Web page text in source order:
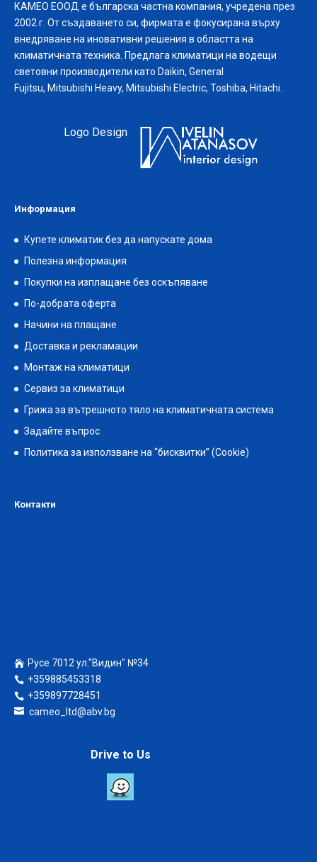
КАМЕО ЕООД е българска частна компания, учредена през
2002 г. От създаването си, фирмата е фокусирана върху
внедряване на иновативни решения в областта на
климатичната техника. Предлага климатици на водещи
световни производители като Daikin, General
Fujitsu, Mitsubishi Heavy, Mitsubishi Electric, Toshiba, Hitachi.
Logo Design
Информация
Купете климатик без да напускате дома
Полезна информация
Покупки на изплащане без оскъпяване
По-добрата оферта
Начини на плащане
Доставка и рекламации
Монтаж на климатици
Сервиз за климатици
Грижа за вътрешното тяло на климатичната система
Задайте въпрос
Политика за използване на “бисквитки” (Cookie)
Контакти
Русе 7012 ул."Видин" №34
+359885453318
+359897728451
cameo_ltd@abv.bg
Drive to Us